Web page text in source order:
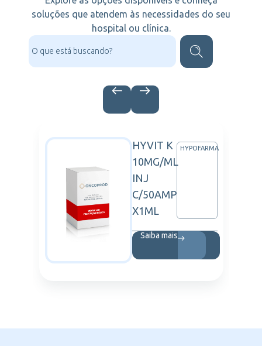
soluções que atendem às necessidades do seu
hospital ou clínica.
HYVIT K
10MG/ML
INJ
C/50AMP
X1ML
HYPOFARMA
Saiba mais